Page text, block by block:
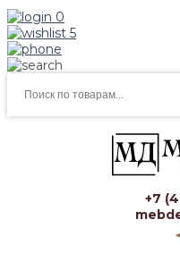
0
5
товаров
+7